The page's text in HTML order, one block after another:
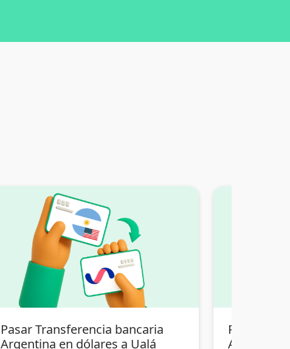
Pasar Transferencia bancaria
Argentina en dólares a Ualá
Pasar
Argentina